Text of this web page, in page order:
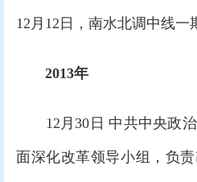
12月12日，南水北调中线一
2013年
12月30日 中共中央政治
面深化改革领导小组，负